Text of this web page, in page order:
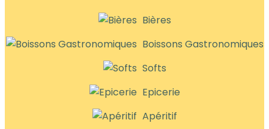
Bières
Boissons Gastronomiques
Softs
Epicerie
Apéritif